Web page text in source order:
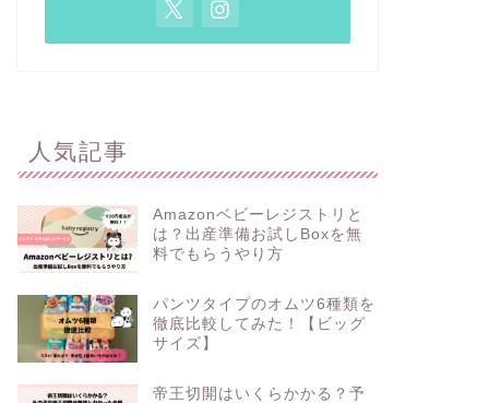
ヤフーショッピングお米1,000円オ
フクーポンもらえる
2026年7月2日
もちこの節約記録
人気記事
Amazonベビーレジストリと
は？出産準備お試しBoxを無
料でもらうやり方
パンツタイプのオムツ6種類を
徹底比較してみた！【ビッグ
サイズ】
帝王切開はいくらかかる？予